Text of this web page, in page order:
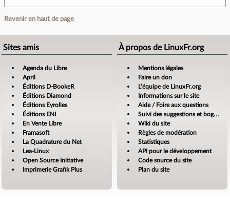
Revenir en haut de page
Sites amis
Agenda du Libre
April
Éditions D-BookeR
Éditions Diamond
Éditions Eyrolles
Éditions ENI
En Vente Libre
Framasoft
La Quadrature du Net
Lea-Linux
Open Source Initiative
Imprimerie Grafik Plus
À propos de LinuxFr.org
Mentions légales
Faire un don
L’équipe de LinuxFr.org
Informations sur le site
Aide / Foire aux questions
Suivi des suggestions et bogues
Wiki du site
Règles de modération
Statistiques
API pour le développement
Code source du site
Plan du site